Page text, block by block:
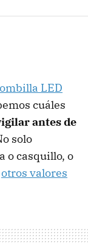
LED
cuáles
antes de
solo
o casquillo, o
otros valores